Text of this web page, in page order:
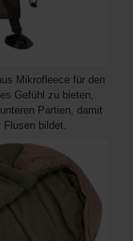
Mikrofleece für den
Gefühl zu bieten,
Partien, damit
bildet.